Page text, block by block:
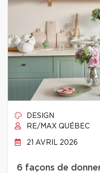
DESIGN
RE/MAX QUÉBEC
21 AVRIL 2026
6 façons de